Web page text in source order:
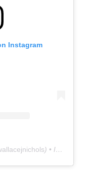
Instagram
) • Instagram photos and videos